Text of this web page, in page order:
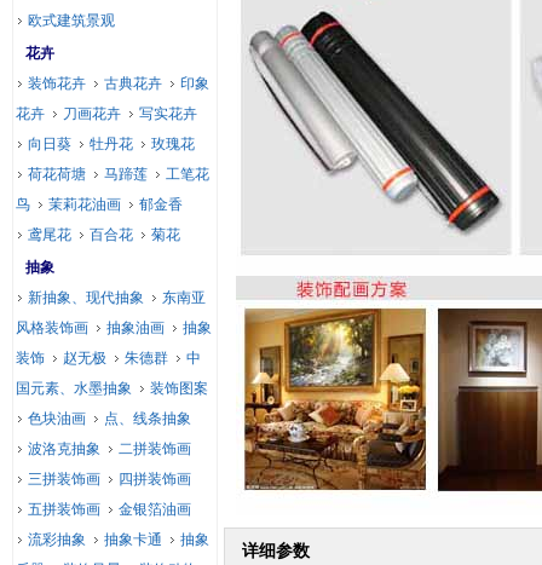
详细参数
欧式建筑景观
花卉
装饰花卉
古典花卉
印象
花卉
刀画花卉
写实花卉
向日葵
牡丹花
玫瑰花
荷花荷塘
马蹄莲
工笔花
鸟
茉莉花油画
郁金香
鸢尾花
百合花
菊花
抽象
新抽象、现代抽象
东南亚
风格装饰画
抽象油画
抽象
装饰
赵无极 朱德群
中
国元素、水墨抽象
装饰图案
色块油画
点、线条抽象
波洛克抽象
二拼装饰画
三拼装饰画
四拼装饰画
五拼装饰画
金银箔油画
流彩抽象
抽象卡通
抽象